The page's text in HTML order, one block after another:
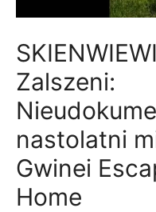
Zalszeni:
nastolatni
Gwinei
Home